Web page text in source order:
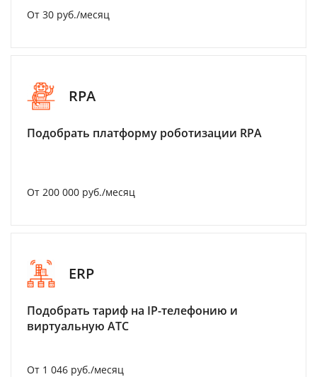
От 30 руб./месяц
RPA
Подобрать платформу роботизации RPA
От 200 000 руб./месяц
ERP
Подобрать тариф на IP-телефонию и
виртуальную АТС
От 1 046 руб./месяц